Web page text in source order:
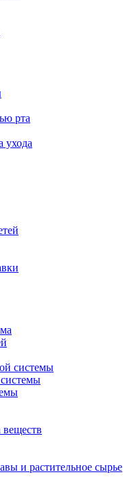
рта
ухода
системы
и растительное сырье